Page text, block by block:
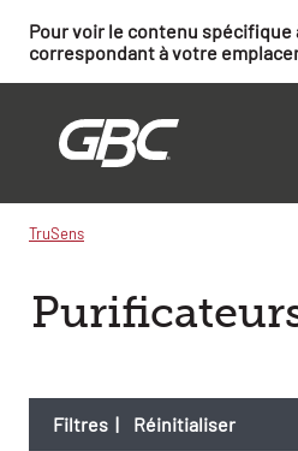
Pour voir le contenu spécifique
correspondant à votre
TruSens
Filtres | Réinitialiser